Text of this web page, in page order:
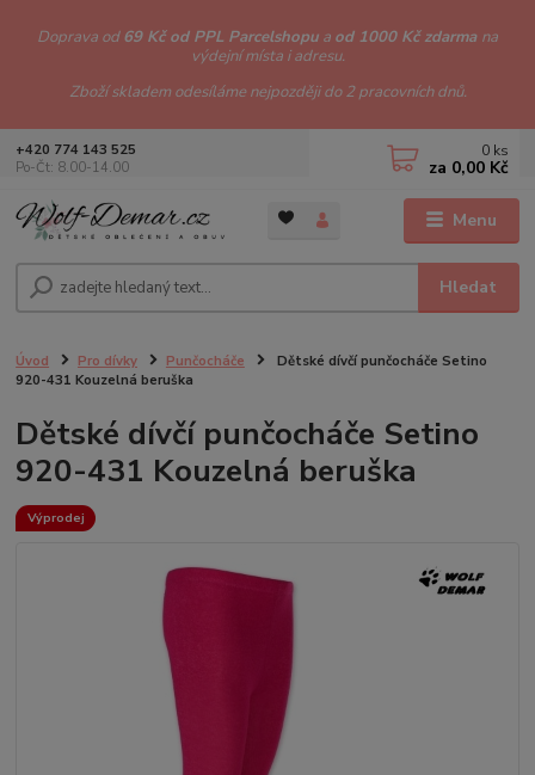
Doprava od69 Kč od PPL Parcelshopu a od 1000 Kč zdarma na
výdejní místa i adresu.
Zboží skladem odesíláme nejpozději do 2 pracovních dnů.
Menu
Hledat
+420 774 143 525
Po-Čt: 8.00-14.00
0 ks
za 0,00 Kč
Úvod Pro dívky Punčocháče
Dětské dívčí punčocháče Setino
920-431 Kouzelná beruška
Dětské dívčí punčocháče Setino
920-431 Kouzelná beruška
Výprodej